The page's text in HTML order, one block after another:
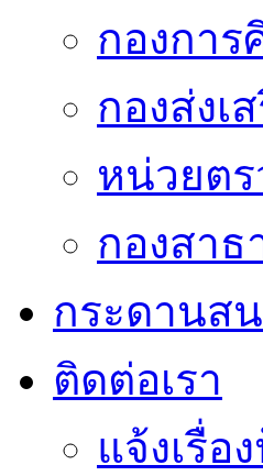
กองกา
กองส่งเ
หน่วยต
กองสา
กระดานส
ติดต่อเรา
แจ้งเรื่